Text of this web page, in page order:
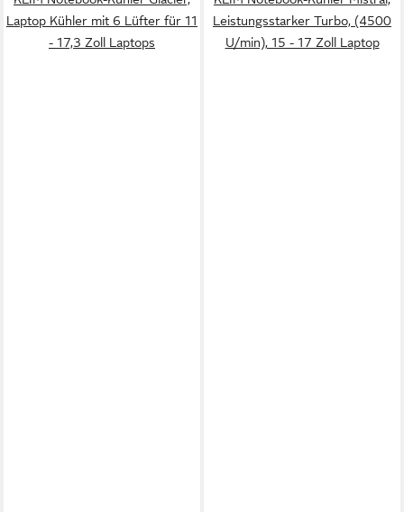
Laptop Kühler mit 6 Lüfter für 11
- 17,3 Zoll Laptops
Leistungsstarker Turbo, (4500
U/min), 15 - 17 Zoll Laptop